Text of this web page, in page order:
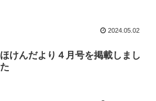
2024.05.02
ほけんだより４月号を掲載しまし
た